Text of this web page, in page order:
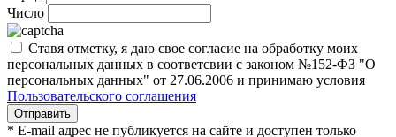
Число
Ставя отметку, я даю свое согласие на обработку моих
персональных данных в соответсвии с законом №152-ФЗ "О
персональных данных" от 27.06.2006 и принимаю условия
Пользовательского соглашения
* E-mail адрес не публикуется на сайте и доступен только